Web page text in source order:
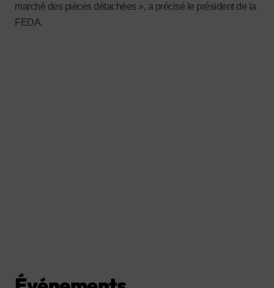
marché des pièces détachées », a précisé le président de la
FEDA.